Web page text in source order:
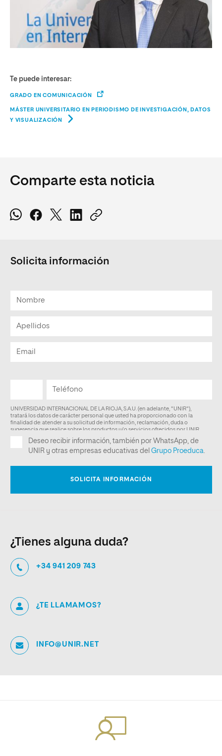
Te puede interesar:
GRADO EN COMUNICACIÓN
MÁSTER UNIVERSITARIO EN PERIODISMO DE INVESTIGACIÓN, DATOS
Y VISUALIZACIÓN
Comparte esta noticia
Solicita información
¿Tienes alguna duda?
+34 941 209 743
¿TE LLAMAMOS?
INFO@UNIR.NET